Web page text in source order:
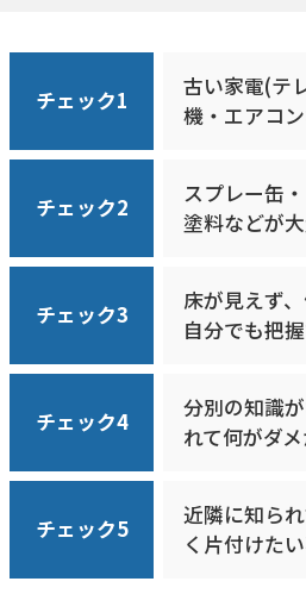
チェック1
古い家電(テ
機・エアコ
チェック2
スプレー缶
塗料などが
チェック3
床が見えず
自分でも把
チェック4
分別の知識
れて何がダ
チェック5
近隣に知ら
く片付けた